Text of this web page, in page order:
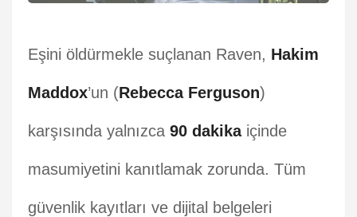
Eşini öldürmekle suçlanan Raven, Hakim
Maddox’un (Rebecca Ferguson)
karşısında yalnızca 90 dakikaiçinde
masumiyetini kanıtlamak zorunda. Tüm
güvenlik kayıtları ve dijital belgeleri